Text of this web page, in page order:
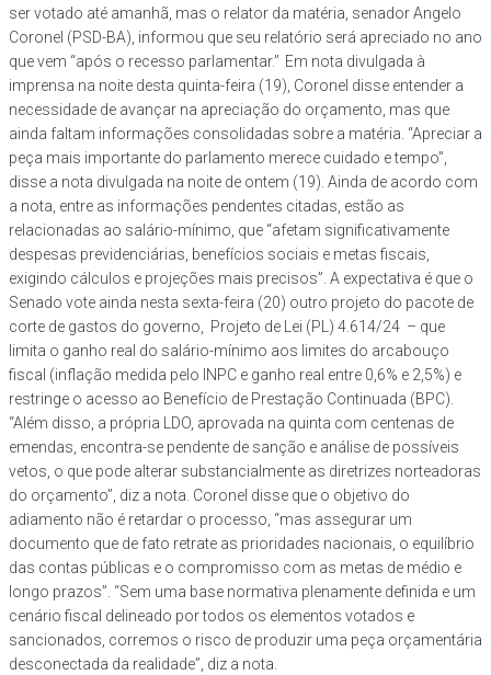
ser votado até amanhã, mas o relator da matéria, senador Angelo
Coronel (PSD-BA), informou que seu relatório será apreciado no ano
que vem “após o recesso parlamentar.” Em nota divulgada à
imprensa na noite desta quinta-feira (19), Coronel disse entender a
necessidade de avançar na apreciação do orçamento, mas que
ainda faltam informações consolidadas sobre a matéria. “Apreciar a
peça mais importante do parlamento merece cuidado e tempo”,
disse a nota divulgada na noite de ontem (19). Ainda de acordo com
a nota, entre as informações pendentes citadas, estão as
relacionadas ao salário-mínimo, que “afetam significativamente
despesas previdenciárias, benefícios sociais e metas fiscais,
exigindo cálculos e projeções mais precisos”. A expectativa é que o
Senado vote ainda nesta sexta-feira (20) outro projeto do pacote de
corte de gastos do governo, Projeto de Lei (PL) 4.614/24 – que
limita o ganho real do salário-mínimo aos limites do arcabouço
fiscal (inflação medida pelo INPC e ganho real entre 0,6% e 2,5%) e
restringe o acesso ao Benefício de Prestação Continuada (BPC).
“Além disso, a própria LDO, aprovada na quinta com centenas de
emendas, encontra-se pendente de sanção e análise de possíveis
vetos, o que pode alterar substancialmente as diretrizes norteadoras
do orçamento”, diz a nota. Coronel disse que o objetivo do
adiamento não é retardar o processo, “mas assegurar um
documento que de fato retrate as prioridades nacionais, o equilíbrio
das contas públicas e o compromisso com as metas de médio e
longo prazos”. “Sem uma base normativa plenamente definida e um
cenário fiscal delineado por todos os elementos votados e
sancionados, corremos o risco de produzir uma peça orçamentária
desconectada da realidade”, diz a nota.